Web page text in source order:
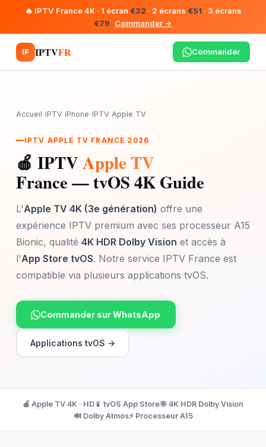
🔥 IPTV France 4K · 1 écran €32 · 2 écrans €51 · 3 écrans
€79
Commander →
IF IPTVFR Commander
Accueil› IPTV iPhone› IPTV Apple TV
IPTV APPLE TV FRANCE 2026
🍎 IPTVApple TV
France — tvOS 4K Guide
L'Apple TV 4K (3e génération) offre une
expérience IPTV premium avec ses processeur A15
Bionic, qualité 4K HDR Dolby Vision et accès à
l'App Store tvOS. Notre service IPTV France est
compatible via plusieurs applications tvOS.
Commander sur WhatsApp
Applications tvOS →
🍎 Apple TV 4K · HD 📱 tvOS App Store🎯 4K HDR Dolby Vision
🔊 Dolby Atmos⚡ Processeur A15